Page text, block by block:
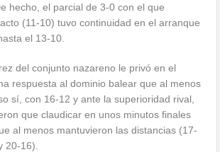
hecho, el parcial de 3-0 con el que
(11-10) tuvo continuidad en el arranque
el 13-10.
del conjunto nazareno le privó en el
respuesta al dominio balear que al menos
sí, con 16-12 y ante la superioridad rival,
que claudicar en unos minutos finales
al menos mantuvieron las distancias (17-
20-16).